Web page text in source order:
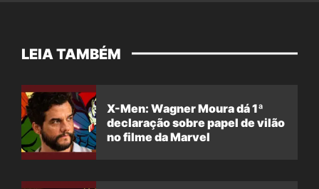
LEIA TAMBÉM
X-Men: Wagner Moura dá 1ª
declaração sobre papel de vilão
no filme da Marvel